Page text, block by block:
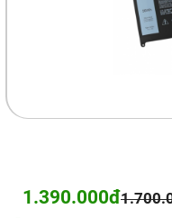
1.390.000đ